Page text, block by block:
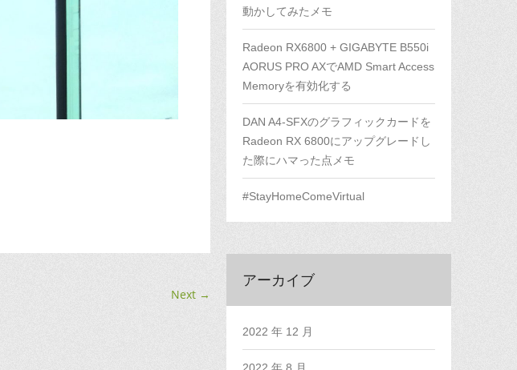
Next →
動かしてみたメモ
Radeon RX6800 + GIGABYTE B550i
AORUS PRO AXでAMD Smart Access
Memoryを有効化する
DAN A4-SFXのグラフィックカードを
Radeon RX 6800にアップグレードし
た際にハマった点メモ
#StayHomeComeVirtual
アーカイブ
2022 年 12 月